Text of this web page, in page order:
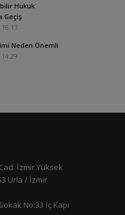
Hukuk
Geçiş
16:13
Neden Önemli
İzmir Yüksek
Urla / İzmir
No:33 İç Kapı